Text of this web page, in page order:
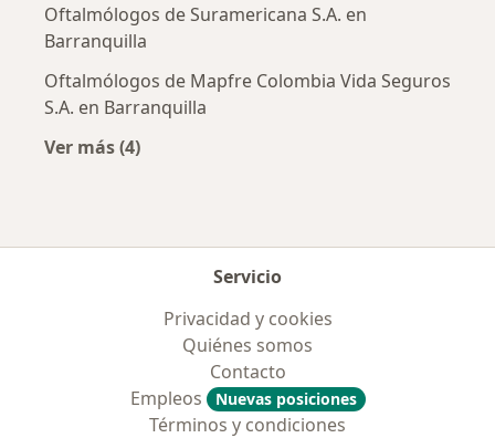
Oftalmólogos de Suramericana S.A. en
Barranquilla
Oftalmólogos de Mapfre Colombia Vida Seguros
S.A. en Barranquilla
Ver más (4)
Servicio
Privacidad y cookies
Quiénes somos
Contacto
Empleos
Nuevas posiciones
Términos y condiciones